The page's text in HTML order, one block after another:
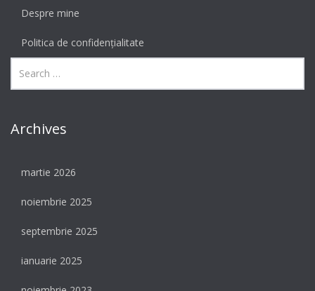
Despre mine
Politica de confidențialitate
Archives
martie 2026
noiembrie 2025
septembrie 2025
ianuarie 2025